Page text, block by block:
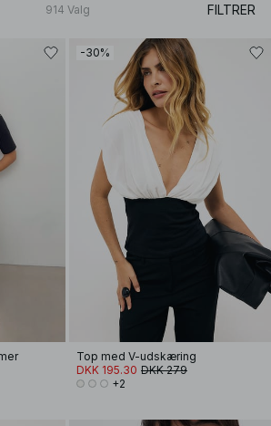
914 Valg FILTRER
-30%
Top med V-udskæring
DKK 195.30 DKK 279
+2